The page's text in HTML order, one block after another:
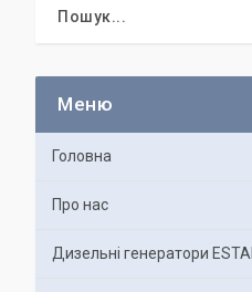
Головна
Про нас
Дизельні генератори